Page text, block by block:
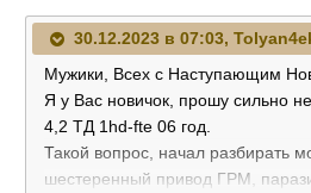
30.12.2023 в 07:03,
Мужики, Всех с Наступающим
Я у Вас новичок, прошу сильно
4,2 ТД 1hd-fte 06 год.
Такой вопрос, начал разбирать
шестеренный привод ГРМ,